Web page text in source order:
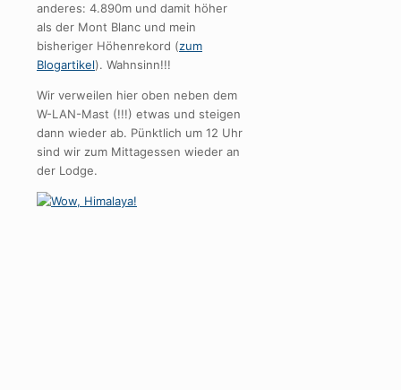
anderes: 4.890m und damit höher
als der Mont Blanc und mein
bisheriger Höhenrekord (zum
Blogartikel). Wahnsinn!!!
Wir verweilen hier oben neben dem
W-LAN-Mast (!!!) etwas und steigen
dann wieder ab. Pünktlich um 12 Uhr
sind wir zum Mittagessen wieder an
der Lodge.